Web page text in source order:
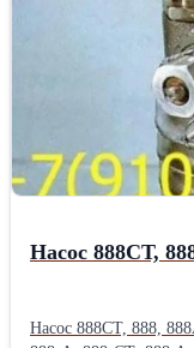
8д2.966.038-2; 350.003В;
СП-06ВП3; СП-51; СПН4-3Т; Куплю:
фильтр 8д2.966.038-2 и зип к ним;
4; фильтроэлемент
Насос 888СТ,
Насос 888СТ, 888, 888А - - - - Продам насосы 888; 888А;